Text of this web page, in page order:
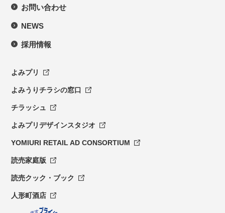
お問い合わせ
NEWS
採用情報
よみプリ
よみうりチラシの窓口
チラッシュ
よみプリデザインスタジオ
YOMIURI RETAIL AD CONSORTIUM
読売家庭版
読売クック・ブック
人形町酒店